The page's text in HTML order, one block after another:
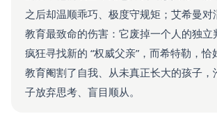
之后却温顺乖巧、极度守规矩；艾希曼
教育最致命的伤害：它废掉一个人的独
疯狂寻找新的 “权威父亲”，而希特勒，
教育阉割了自我、从未真正长大的孩子
子放弃思考、盲目顺从。